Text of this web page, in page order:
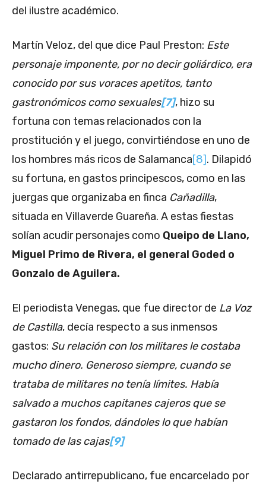
del ilustre académico.
Martín Veloz, del que dice Paul Preston: Este
personaje imponente, por no decir goliárdico, era
conocido por sus voraces apetitos, tanto
gastronómicos como sexuales[7], hizo su
fortuna con temas relacionados con la
prostitución y el juego, convirtiéndose en uno de
los hombres más ricos de Salamanca[8]. Dilapidó
su fortuna, en gastos principescos, como en las
juergas que organizaba en finca Cañadilla,
situada en Villaverde Guareña. A estas fiestas
solían acudir personajes como Queipo de Llano,
Miguel Primo de Rivera, el general Goded o
Gonzalo de Aguilera.
El periodista Venegas, que fue director de La Voz
de Castilla, decía respecto a sus inmensos
gastos: Su relación con los militares le costaba
mucho dinero. Generoso siempre, cuando se
trataba de militares no tenía límites. Había
salvado a muchos capitanes cajeros que se
gastaron los fondos, dándoles lo que habían
tomado de las cajas[9]
Declarado antirrepublicano, fue encarcelado por